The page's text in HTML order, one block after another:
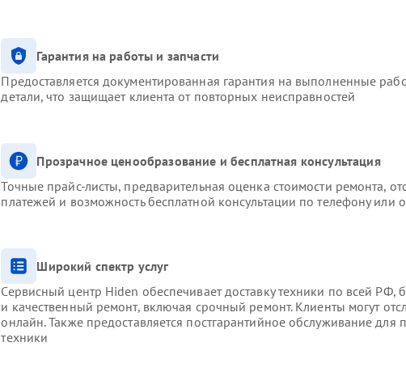
Гарантия на работы и запчасти
Предоставляется документированная гарантия на выполненные
детали, что защищает клиента от повторных неисправностей
Прозрачное ценообразование и бесплатная консультация
Точные прайс-листы, предварительная оценка стоимости ремонта,
платежей и возможность бесплатной консультации по телефону или
Широкий спектр услуг
Сервисный центр Hiden обеспечивает доставку техники по всей РФ,
и качественный ремонт, включая срочный ремонт. Клиенты могут
онлайн. Также предоставляется постгарантийное обслуживание
техники